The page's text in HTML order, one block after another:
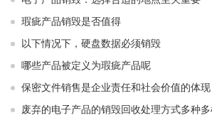
瑕疵产品销毁是否值得
以下情况下，硬盘数据必须销毁
哪些产品被定义为瑕疵产品呢
保密文件销售是企业责任和社会价值的体现
废弃的电子产品的销毁回收处理方式多种